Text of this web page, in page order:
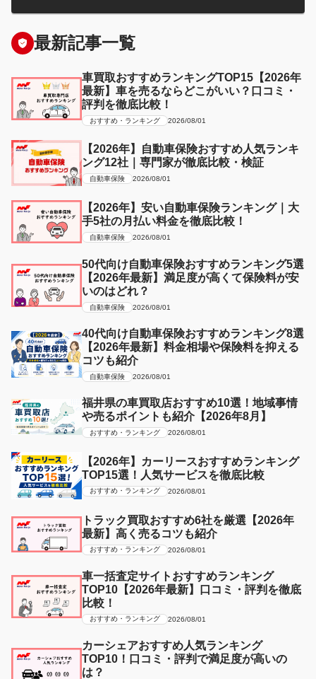
最新記事一覧
車買取おすすめランキングTOP15【2026年
最新】車を売るならどこがいい？口コミ・
評判を徹底比較！
おすすめ・ランキング 2026/08/01
【2026年】自動車保険おすすめ人気ランキ
ング12社｜専門家が徹底比較・検証
自動車保険 2026/08/01
【2026年】安い自動車保険ランキング｜大
手5社の月払い料金を徹底比較！
自動車保険 2026/08/01
50代向け自動車保険おすすめランキング5選
【2026年最新】満足度が高くて保険料が安
いのはどれ？
自動車保険 2026/08/01
40代向け自動車保険おすすめランキング8選
【2026年最新】料金相場や保険料を抑える
コツも紹介
自動車保険 2026/08/01
福井県の車買取店おすすめ10選！地域事情
や売るポイントも紹介【2026年8月】
おすすめ・ランキング 2026/08/01
【2026年】カーリースおすすめランキング
TOP15選！人気サービスを徹底比較
おすすめ・ランキング 2026/08/01
トラック買取おすすめ6社を厳選【2026年
最新】高く売るコツも紹介
おすすめ・ランキング 2026/08/01
車一括査定サイトおすすめランキング
TOP10【2026年最新】口コミ・評判を徹底
比較！
おすすめ・ランキング 2026/08/01
カーシェアおすすめ人気ランキング
TOP10！口コミ・評判で満足度が高いの
は？